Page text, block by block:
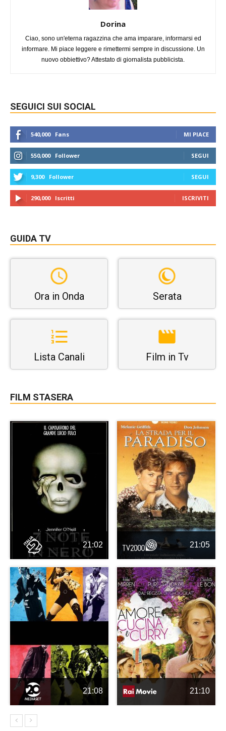
Dorina
Ciao, sono un'eterna ragazzina che ama imparare, informarsi ed
informare. Mi piace leggere e rimettermi sempre in discussione. Un
nuovo obbiettivo? Attestato di giornalista pubblicista.
SEGUICI SUI SOCIAL
540,000 Fans MI PIACE
550,000 Follower SEGUI
9,300 Follower SEGUI
290,000 Iscritti ISCRIVITI
GUIDA TV
Ora in Onda Serata
Lista Canali Film in Tv
FILM STASERA
21:02 21:05
21:08 21:10